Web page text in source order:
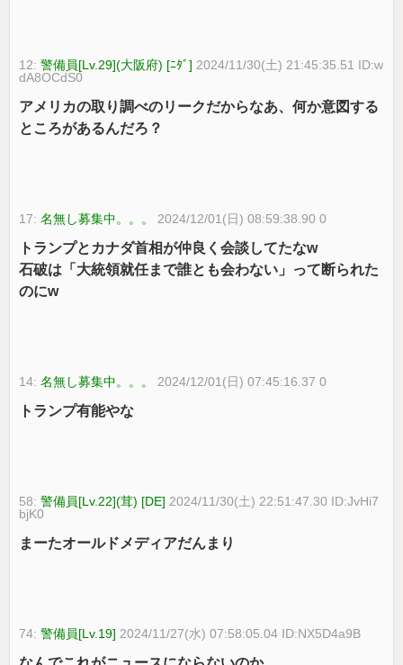
12:警備員[Lv.29](大阪府) [ﾆﾀﾞ] 2024/11/30(土) 21:45:35.51 ID:w
dA8OCdS0
アメリカの取り調べのリークだからなあ、何か意図する
ところがあるんだろ？
17:名無し募集中。。。 2024/12/01(日) 08:59:38.90 0
トランプとカナダ首相が仲良く会談してたなw
石破は「大統領就任まで誰とも会わない」って断られた
のにw
14:名無し募集中。。。 2024/12/01(日) 07:45:16.37 0
トランプ有能やな
58:警備員[Lv.22](茸) [DE] 2024/11/30(土) 22:51:47.30 ID:JvHi7
bjK0
まーたオールドメディアだんまり
74:警備員[Lv.19] 2024/11/27(水) 07:58:05.04 ID:NX5D4a9B